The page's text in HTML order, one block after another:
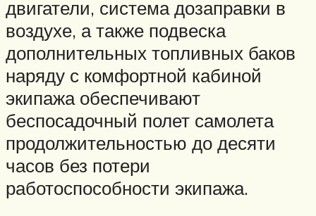
двигатели, система дозаправки в
воздухе, а также подвеска
дополнительных топливных баков
наряду с комфортной кабиной
экипажа обеспечивают
беспосадочный полет самолета
продолжительностью до десяти
часов без потери
работоспособности экипажа.